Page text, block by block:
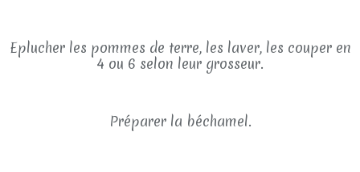
Eplucher les pommes de terre, les laver, les couper en
4 ou 6 selon leur grosseur.
Préparer la béchamel.